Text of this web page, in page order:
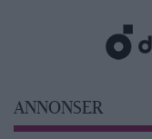
ANNONSER